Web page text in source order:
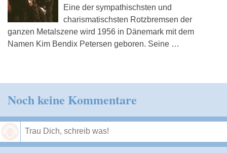
Eine der sympathischsten und
charismatischsten Rotzbremsen der
ganzen Metalszene wird 1956 in Dänemark mit dem
Namen Kim Bendix Petersen geboren. Seine …
Noch keine Kommentare